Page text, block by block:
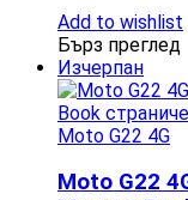
Add to wishlist
Бърз преглед
Изчерпан
Moto G22 4G
Moto G22